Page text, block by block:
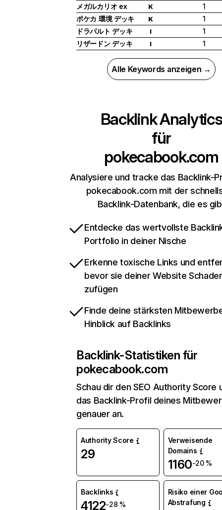
メガルカリオ ex
K
1
ポケカ 環境 デッキ
K
1
ドラパルト デッキ
I
1
リザードン デッキ
I 1
Alle Keywords anzeigen →
Backlink Analytics
für
pokecabook.com
Analysiere und tracke das Backlink-
pokecabook.com mit der
Backlink-Datenbank, die es
Entdecke das wertvollste
Portfolio in deiner Nische
Erkenne toxische Links und
bevor sie deiner Website
zufügen
Finde deine stärksten
Hinblick auf Backlinks
Backlink-Statistiken für
pokecabook.com
Schau dir den SEO Authority Score
das Backlink-Profil deines
genauer an.
Authority Score
29
Verweisende
Domains
1160-20 %
Backlinks
4122-28 %
Risiko einer
Abstrafung